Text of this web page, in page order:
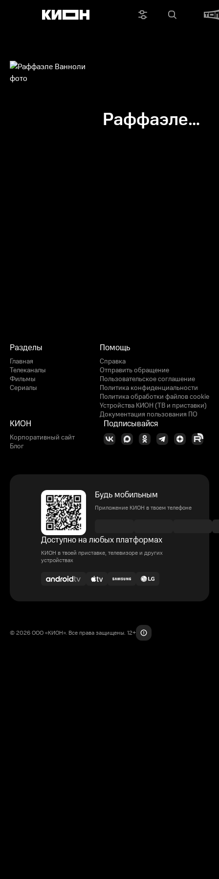
Раффаэле
Разделы
Главная
Телеканалы
Фильмы
Сериалы
Помощь
Справка
Отправить обращение
Пользовательское соглашение
Политика конфиденциальности
Политика обработки файлов cookie
Устройства КИОН (ТВ и приставки)
Документация пользования ПО
КИОН
Корпоративный сайт
Блог
Подписывайся
Будь мобильным
Приложение КИОН в твоем телефоне
Доступно на любых платформах
КИОН в твоей приставке, телевизоре и других
устройствах
© 2026 ООО «КИОН». Все права защищены. 12+